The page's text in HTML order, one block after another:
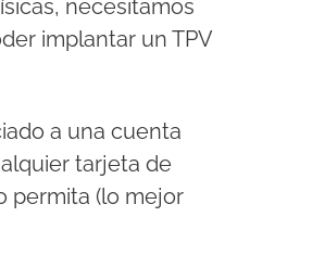
necesitamos
implantar un TPV
a una cuenta
tarjeta de
permita (lo mejor